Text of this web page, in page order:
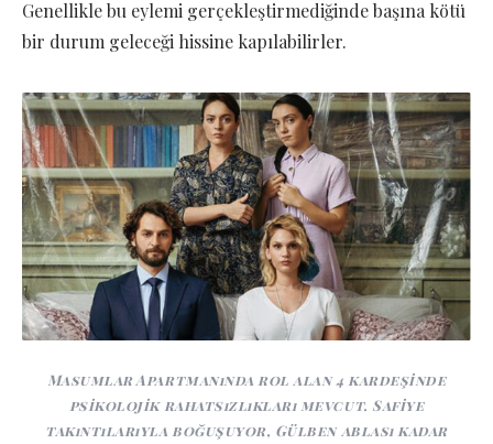
Genellikle bu eylemi gerçekleştirmediğinde başına kötü
bir durum geleceği hissine kapılabilirler.
Masumlar Apartmanında rol alan 4 kardeşinde
psikolojik rahatsızlıkları mevcut. Safiye
takıntılarıyla boğuşuyor, Gülben ablası kadar